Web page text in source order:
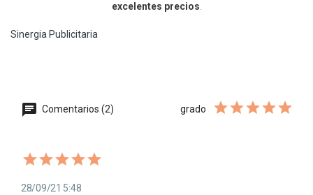
excelentes precios
Sinergia Publicitaria
Comentarios (2) grado
28/09/21 5:48